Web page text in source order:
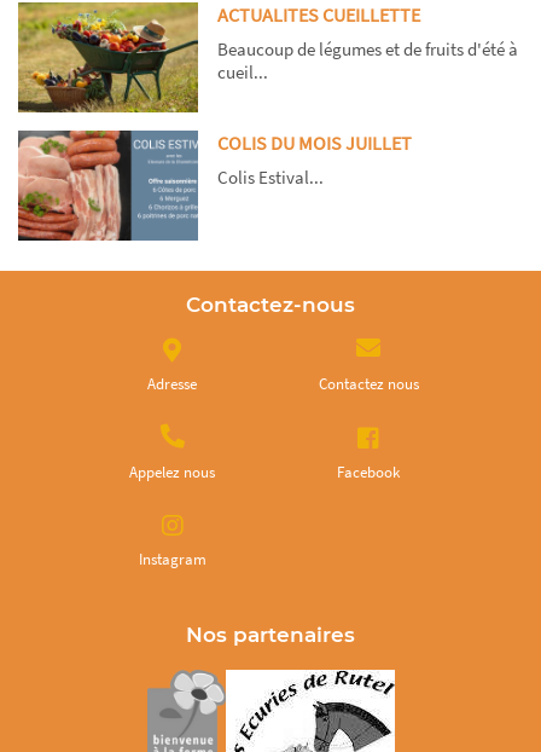
ACTUALITES CUEILLETTE
Beaucoup de légumes et de fruits d'été à
cueil...
COLIS DU MOIS JUILLET
Colis Estival...
Contactez-nous
Adresse Contactez nous
Appelez nous Facebook
Instagram
Nos partenaires